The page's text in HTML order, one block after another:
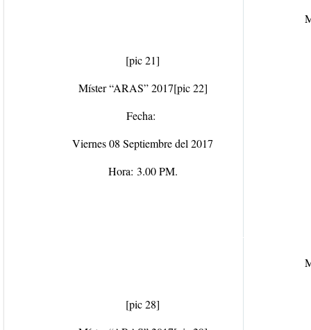
[pic 21]
Míster “ARAS” 2017[pic 22]
Fecha:
Viernes 08 Septiembre del 2017
Hora: 3.00 PM.
[pic 28]